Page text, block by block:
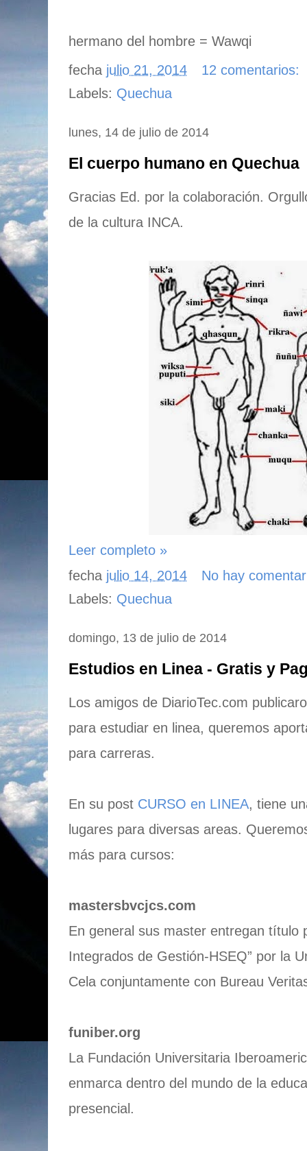
hermano del hombre = Wawqi
fecha julio 21, 2014
12 comentarios:
Labels: Quechua
lunes, 14 de julio de 2014
El cuerpo humano en Quechua
Gracias Ed. por la colaboración.
de la cultura INCA.
Leer completo »
fecha julio 14, 2014
No hay
Labels: Quechua
domingo, 13 de julio de 2014
Estudios en Linea - Gratis y
Los amigos de DiarioTec.com
para estudiar en linea, queremos
para carreras.
En su post CURSO en LINEA, tiene
lugares para diversas areas.
más para cursos:
mastersbvcjcs.com
En general sus master entregan título
Integrados de Gestión-HSEQ” por la
Cela conjuntamente con Bureau
funiber.org
La Fundación Universitaria
enmarca dentro del mundo de la
presencial.